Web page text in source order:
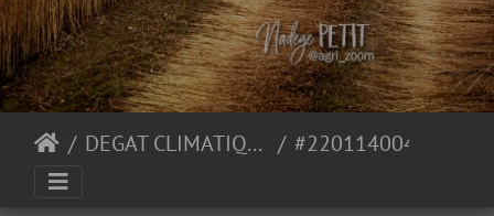
DEGAT CLIMATIQUE